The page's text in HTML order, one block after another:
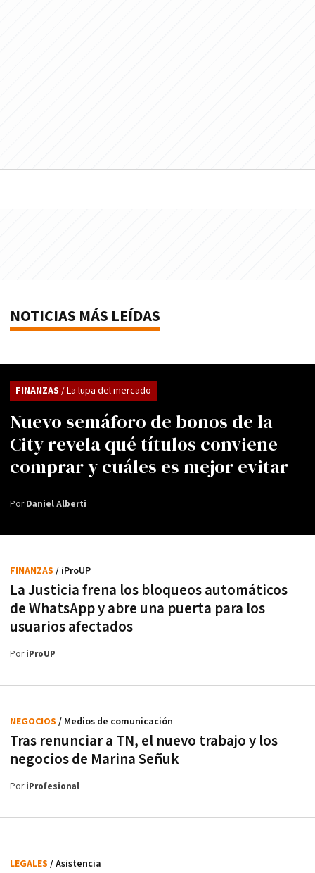
NOTICIAS MÁS LEÍDAS
Nuevo semáforo de bonos de la
City revela qué títulos conviene
comprar y cuáles es mejor evitar
FINANZAS / La lupa del mercado
PorDaniel Alberti
La Justicia frena los bloqueos automáticos
de WhatsApp y abre una puerta para los
usuarios afectados
FINANZAS / iProUP
PoriProUP
Tras renunciar a TN, el nuevo trabajo y los
negocios de Marina Señuk
NEGOCIOS / Medios de comunicación
PoriProfesional
LEGALES / Asistencia